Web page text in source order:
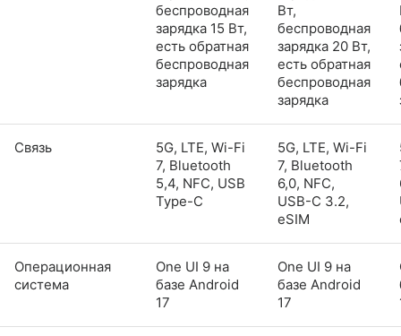
беспроводная
зарядка 15 Вт,
есть обратная
беспроводная
зарядка
Вт,
беспроводная
зарядка 20 Вт,
есть обратная
беспроводная
зарядка
Связь
5G, LTE, Wi-Fi
7, Bluetooth
5,4, NFC, USB
Type-C
5G, LTE, Wi-Fi
7, Bluetooth
6,0, NFC,
USB-C 3.2,
eSIM
Операционная
система
One UI 9 на
базе Android
17
One UI 9 на
базе Android
17